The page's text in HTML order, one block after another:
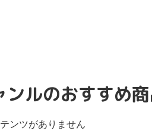
ンルのおすすめ
ンツがありません